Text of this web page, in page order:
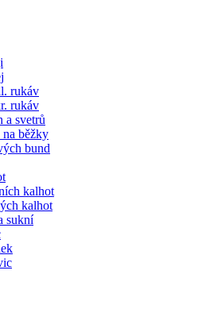
rukáv
rukáv
a svetrů
běžky
bund
kalhot
kalhot
sukní